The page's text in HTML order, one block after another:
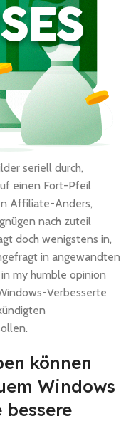
seriell durch,
einen Fort-Pfeil
Affiliate-Anders,
nach zuteil
doch wenigstens in,
in angewandten
my humble opinion
Verbesserte
können
Windows
bessere